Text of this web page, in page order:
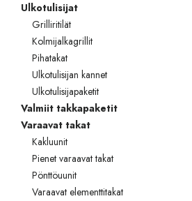
Ulkotulisijat
Grilliritilät
Kolmijalkagrillit
Pihatakat
Ulkotulisijan kannet
Ulkotulisijapaketit
Valmiit takkapaketit
Varaavat takat
Kakluunit
Pienet varaavat takat
Pönttöuunit
Varaavat elementtitakat